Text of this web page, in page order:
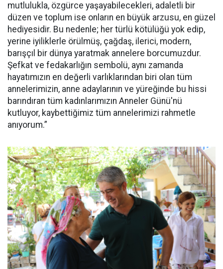
mutlulukla, özgürce yaşayabilecekleri, adaletli bir
düzen ve toplum ise onların en büyük arzusu, en güzel
hediyesidir. Bu nedenle; her türlü kötülüğü yok edip,
yerine iyiliklerle örülmüş, çağdaş, ilerici, modern,
barışçıl bir dünya yaratmak annelere borcumuzdur.
Şefkat ve fedakarlığın sembolü, aynı zamanda
hayatımızın en değerli varlıklarından biri olan tüm
annelerimizin, anne adaylarının ve yüreğinde bu hissi
barındıran tüm kadınlarımızın Anneler Günü'nü
kutluyor, kaybettiğimiz tüm annelerimizi rahmetle
anıyorum.”